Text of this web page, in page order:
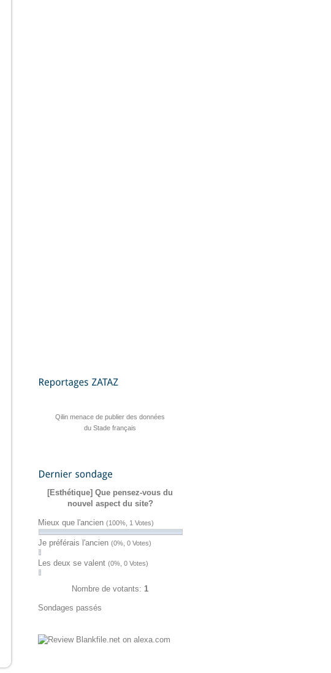
Des pirates revendiquent le piratage
d’un miroir de Coco
Un pirate plaide coupable après 165
piratages
Levi Strauss signale une
cyberattaque
Qilin menace de publier des données
du Stade français
au cœur d’une opération numérique
qui pourrait vous piéger
L’ingérence informationnelle teste le
terrain électoral français
Commerce pirate : un cybercriminel
données
Cybernox multiplie les revendications
de fuites en France
Des cibles françaises au cœur d’une
plateforme cybercriminelle
[Esthétique] Que pensez-vous du
nouvel aspect du site?
Mieux que l'ancien (100%, 1 Votes)
Je préférais l'ancien (0%, 0 Votes)
Les deux se valent (0%, 0 Votes)
Nombre de votants: 1
Sondages passés